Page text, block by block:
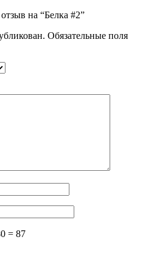
на “Белка #2”
Обязательные поля
= 87